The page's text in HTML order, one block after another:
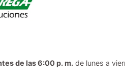
de las 6:00 p. m.de lunes a